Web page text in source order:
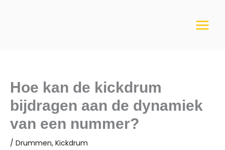
Hoe kan de kickdrum
bijdragen aan de dynamiek
van een nummer?
/ Drummen, Kickdrum